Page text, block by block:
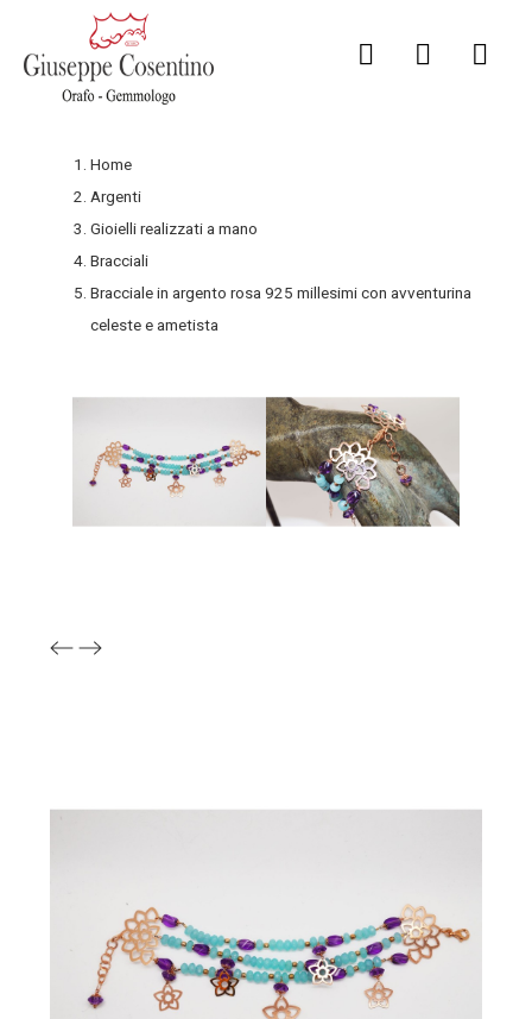
Home
Argenti
Gioielli realizzati a mano
Bracciali
Bracciale in argento rosa 925 millesimi con avventurina
celeste e ametista